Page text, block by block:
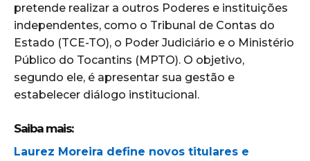
pretende realizar a outros Poderes e instituições
independentes, como o Tribunal de Contas do
Estado (TCE-TO), o Poder Judiciário e o Ministério
Público do Tocantins (MPTO). O objetivo,
segundo ele, é apresentar sua gestão e
estabelecer diálogo institucional.
Saiba mais:
Laurez Moreira define novos titulares e